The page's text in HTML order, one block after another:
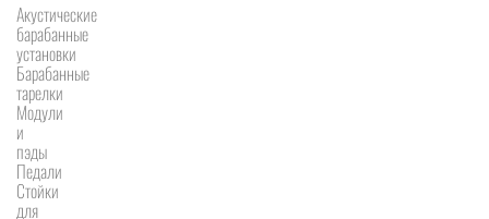
Акустические
барабанные
установки
Барабанные
тарелки
Модули
и
пэды
Педали
Стойки
для